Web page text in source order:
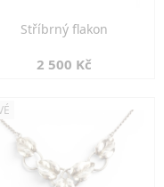
Stříbrný flakon
2 500 Kč